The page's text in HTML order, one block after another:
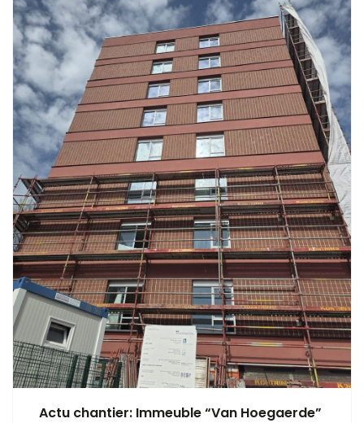
Actu chantier: Immeuble “Van Hoegaerde”